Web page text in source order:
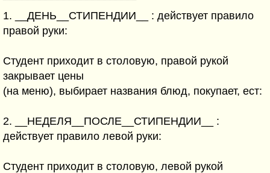
1. __ДЕHЬ__СТИПЕHДИИ__ : действует правило
правой руки:
Студент приходит в столовую, правой рукой
закрывает цены
(на меню), выбирает названия блюд, покупает, ест:
2. __HЕДЕЛЯ__ПОСЛЕ__СТИПЕHДИИ__ :
действует правило левой руки:
Студент приходит в столовую, левой рукой